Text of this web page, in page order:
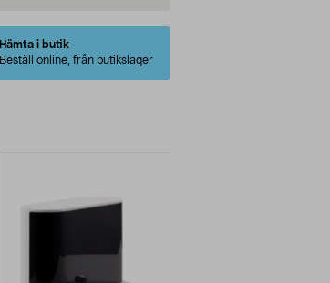
Hämta i butik
Beställ online, från butikslager